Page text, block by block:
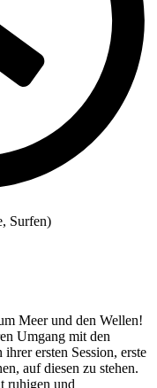
Surfen)
Meer und den Wellen!
Umgang mit den
ersten Session, erste
auf diesen zu stehen.
ruhigen und